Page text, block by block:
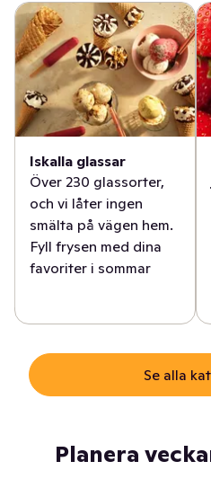
Iskalla glassar
Över 230 glassorter,
och vi låter ingen
smälta på vägen hem.
Fyll frysen med dina
favoriter i sommar
Se alla
Planera